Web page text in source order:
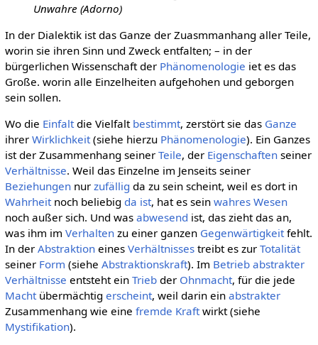
Unwahre (Adorno)
In der Dialektik ist das Ganze der Zuasmmanhang aller Teile,
worin sie ihren Sinn und Zweck entfalten; – in der
bürgerlichen Wissenschaft der Phänomenologie iet es das
Große. worin alle Einzelheiten aufgehohen und geborgen
sein sollen.
Wo die Einfaltdie Vielfalt bestimmt, zerstört sie das Ganze
ihrer Wirklichkeit(siehe hierzu Phänomenologie). Ein Ganzes
ist der Zusammenhang seiner Teile, der Eigenschaftenseiner
Verhältnisse. Weil das Einzelne im Jenseits seiner
Beziehungennur zufällig da zu sein scheint, weil es dort in
Wahrheitnoch beliebig da ist, hat es sein wahres Wesen
noch außer sich. Und was abwesend ist, das zieht das an,
was ihm im Verhaltenzu einer ganzen Gegenwärtigkeitfehlt.
In der Abstraktioneines Verhältnissestreibt es zur Totalität
seiner Form (siehe Abstraktionskraft). Im Betrieb abstrakter
Verhältnisse entsteht ein Triebder Ohnmacht, für die jede
Machtübermächtig erscheint, weil darin ein abstrakter
Zusammenhang wie eine fremde Kraftwirkt (siehe
Mystifikation).